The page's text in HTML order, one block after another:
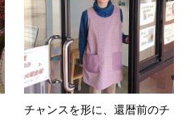
チャンスを形に、還暦前のチ